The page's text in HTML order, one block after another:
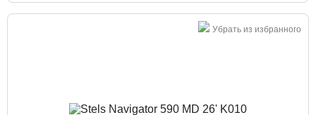
Убрать из избранного